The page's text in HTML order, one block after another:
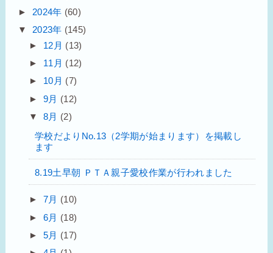
► 2024年 (60)
▼ 2023年 (145)
► 12月 (13)
► 11月 (12)
► 10月 (7)
► 9月 (12)
▼ 8月 (2)
学校だよりNo.13（2学期が始まります）を掲載し
ます
8.19土早朝 ＰＴＡ親子愛校作業が行われました
► 7月 (10)
► 6月 (18)
► 5月 (17)